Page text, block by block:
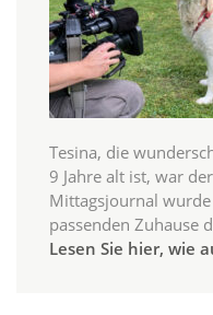
Tesina, die
9 Jahre alt ist, war
Mittagsjournal
passenden Zuhause
Lesen Sie hier, wie